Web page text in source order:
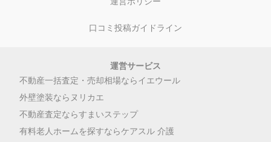
口コミ投稿ガイドライン
運営サービス
不動産一括査定・売却相場ならイエウール
外壁塗装ならヌリカエ
不動産査定ならすまいステップ
有料老人ホームを探すならケアスル 介護